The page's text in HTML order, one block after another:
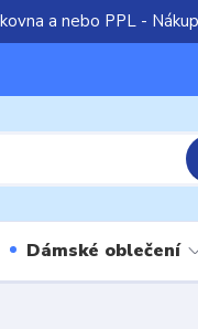
a nebo PPL -
Dámské oblečení